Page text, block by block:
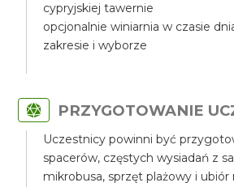
cypryjskiej tawernie
opcjonalnie winiarnia w czasie
zakresie i wyborze
PRZYGOTOWANIE
Uczestnicy powinni być
spacerów, częstych wysiadań z
mikrobusa, sprzęt plażowy i ubiór